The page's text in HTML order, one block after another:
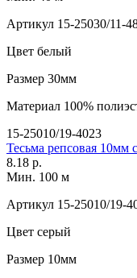
Артикул 15-25030/11-
Цвет белый
Размер 30мм
Материал 100%
15-25010/19-4023
Тесьма репсовая 10мм
8.18 р.
Мин. 100 м
Артикул 15-25010/19-
Цвет серый
Размер 10мм